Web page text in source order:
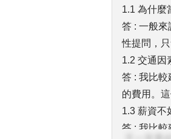
1.1 為什麼
答 : 一般
性提問，
1.2 交通因
答 : 我比較
的費用。
1.3 薪資不
答 : 我比